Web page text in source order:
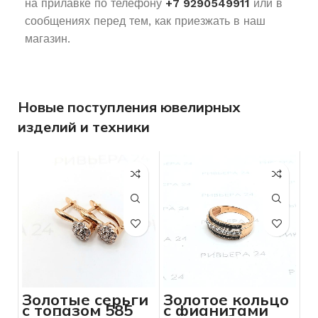
на прилавке по телефону +7 9290549911 или в
сообщениях перед тем, как приезжать в наш
магазин.
Новые поступления ювелирных
изделий и техники
Золотые серьги
с топазом 585
Золотое кольцо
с фианитами